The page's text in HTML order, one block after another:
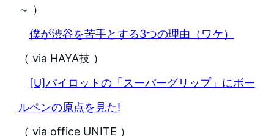
～ ）
僕が渋谷を苦手とする3つの理由（ワケ）
（ via HAYA技 ）
[U]パイロットの「スーパーグリップ」にボー
ルペンの原点を見た!
（ via office UNITE ）